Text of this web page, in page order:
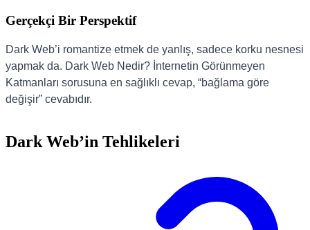
Gerçekçi Bir Perspektif
Dark Web’i romantize etmek de yanlış, sadece korku nesnesi
yapmak da. Dark Web Nedir? İnternetin Görünmeyen
Katmanları sorusuna en sağlıklı cevap, “bağlama göre
değişir” cevabıdır.
Dark Web’in Tehlikeleri